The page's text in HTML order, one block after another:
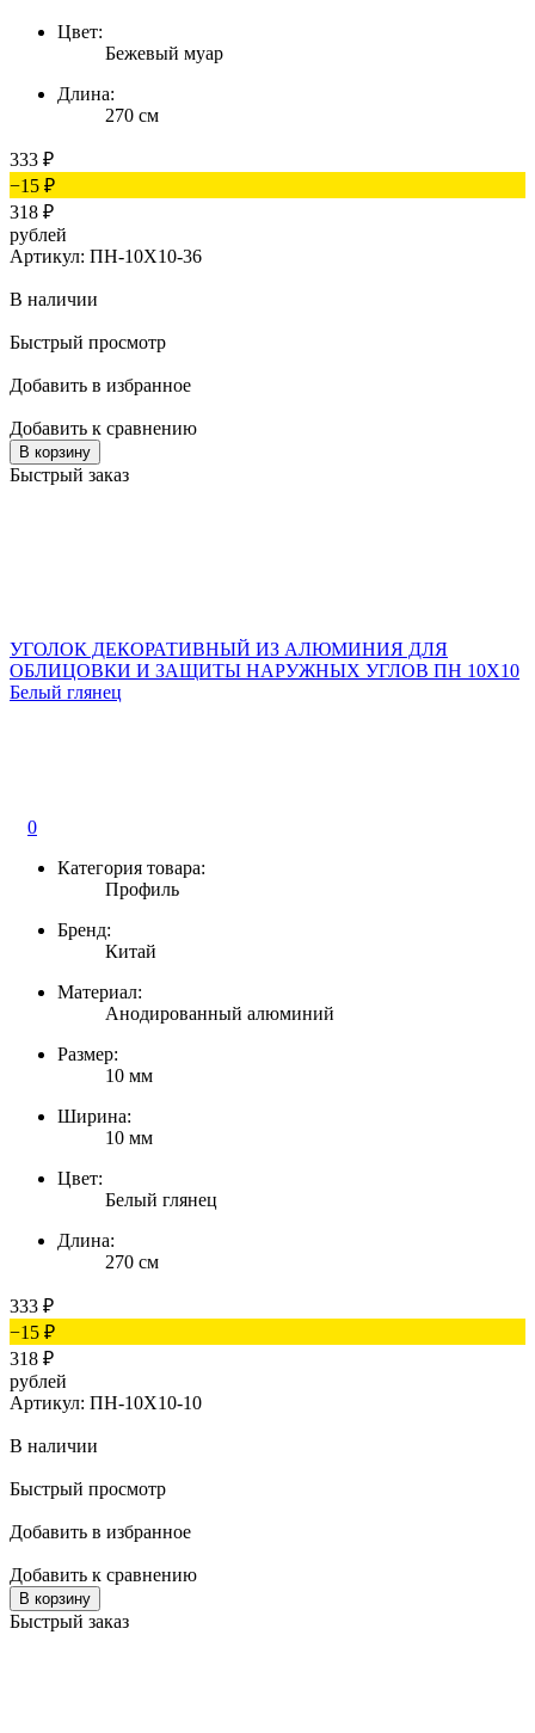
Цвет:
Бежевый муар
Длина:
270 см
333 ₽
−15 ₽
318 ₽
рублей
Артикул: ПН-10Х10-36
В наличии
Быстрый просмотр
Добавить в избранное
Добавить к сравнению
В корзину
Быстрый заказ
УГОЛОК ДЕКОРАТИВНЫЙ ИЗ АЛЮМИНИЯ ДЛЯ
ОБЛИЦОВКИ И ЗАЩИТЫ НАРУЖНЫХ УГЛОВ ПН 10Х10
Белый глянец
0
Категория товара:
Профиль
Бренд:
Китай
Материал:
Анодированный алюминий
Размер:
10 мм
Ширина:
10 мм
Цвет:
Белый глянец
Длина:
270 см
333 ₽
−15 ₽
318 ₽
рублей
Артикул: ПН-10Х10-10
В наличии
Быстрый просмотр
Добавить в избранное
Добавить к сравнению
В корзину
Быстрый заказ